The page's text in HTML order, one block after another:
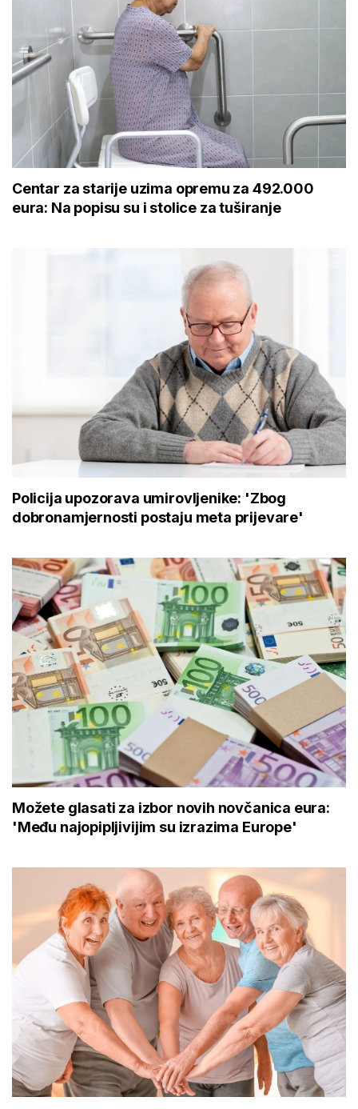
Centar za starije uzima opremu za 492.000
eura: Na popisu su i stolice za tuširanje
Policija upozorava umirovljenike: 'Zbog
dobronamjernosti postaju meta prijevare'
Možete glasati za izbor novih novčanica eura:
'Među najopipljivijim su izrazima Europe'